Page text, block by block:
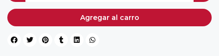
Agregar al carro